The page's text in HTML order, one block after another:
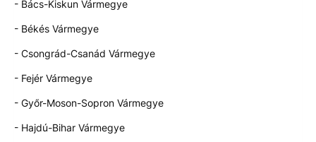
- Bács-Kiskun Vármegye
- Békés Vármegye
- Csongrád-Csanád Vármegye
- Fejér Vármegye
- Győr-Moson-Sopron Vármegye
- Hajdú-Bihar Vármegye